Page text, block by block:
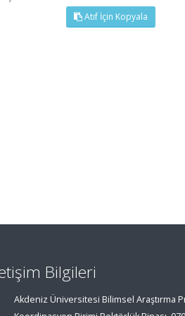
Atıf İçin Kopyala
Bilgileri
Akdeniz Üniversitesi Bilimsel Araştırma